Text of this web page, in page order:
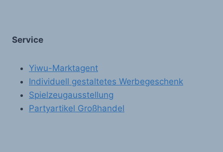
Service
Yiwu-Marktagent
Individuell gestaltetes Werbegeschenk
Spielzeugausstellung
Partyartikel Großhandel